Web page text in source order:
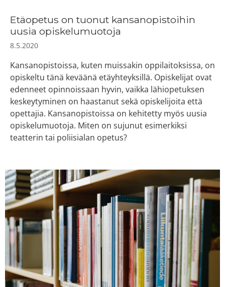
Etäopetus on tuonut kansanopistoihin
uusia opiskelumuotoja
8.5.2020
Kansanopistoissa, kuten muissakin oppilaitoksissa, on
opiskeltu tänä keväänä etäyhteyksillä. Opiskelijat ovat
edenneet opinnoissaan hyvin, vaikka lähiopetuksen
keskeytyminen on haastanut sekä opiskelijoita että
opettajia. Kansanopistoissa on kehitetty myös uusia
opiskelumuotoja. Miten on sujunut esimerkiksi
teatterin tai poliisialan opetus?